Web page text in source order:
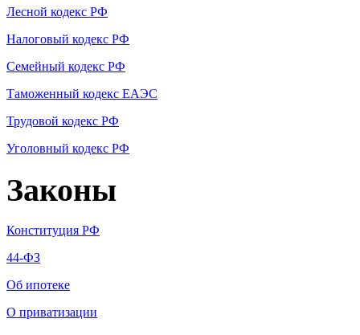
Лесной кодекс РФ
Налоговый кодекс РФ
Семейный кодекс РФ
Таможенный кодекс ЕАЭС
Трудовой кодекс РФ
Уголовный кодекс РФ
Законы
Конституция РФ
44-ФЗ
Об ипотеке
О приватизации